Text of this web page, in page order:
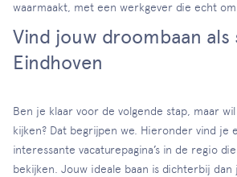
waarmaakt, met een werkgever die echt
Vind jouw droombaan als
Eindhoven
Ben je klaar voor de volgende stap, maar
kijken? Dat begrijpen we. Hieronder vind je
interessante vacaturepagina’s in de regio
bekijken. Jouw ideale baan is dichterbij dan